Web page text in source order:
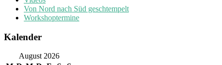
Von Nord nach Süd geschtempelt
Workshoptermine
Kalender
August 2026